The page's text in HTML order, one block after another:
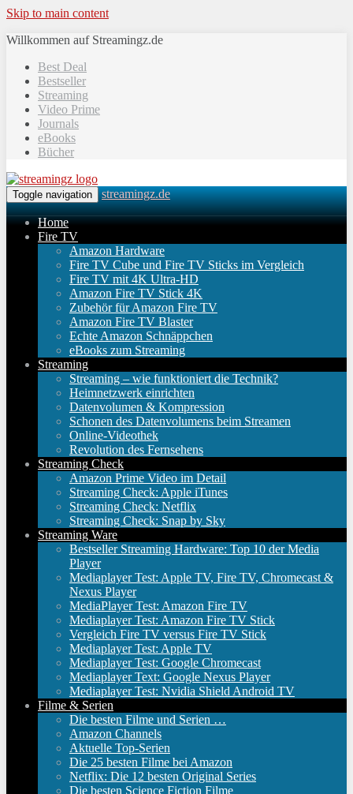
Skip to main content
Willkommen auf Streamingz.de
Best Deal
Bestseller
Streaming
Video Prime
Journals
eBooks
Bücher
Toggle navigation streamingz.de
Home
Fire TV
Amazon Hardware
Fire TV Cube und Fire TV Sticks im Vergleich
Fire TV mit 4K Ultra-HD
Amazon Fire TV Stick 4K
Zubehör für Amazon Fire TV
Amazon Fire TV Blaster
Echte Amazon Schnäppchen
eBooks zum Streaming
Streaming
Streaming – wie funktioniert die Technik?
Heimnetzwerk einrichten
Datenvolumen & Kompression
Schonen des Datenvolumens beim Streamen
Online-Videothek
Revolution des Fernsehens
Streaming Check
Amazon Prime Video im Detail
Streaming Check: Apple iTunes
Streaming Check: Netflix
Streaming Check: Snap by Sky
Streaming Ware
Bestseller Streaming Hardware: Top 10 der Media
Player
Mediaplayer Test: Apple TV, Fire TV, Chromecast &
Nexus Player
MediaPlayer Test: Amazon Fire TV
Mediaplayer Test: Amazon Fire TV Stick
Vergleich Fire TV versus Fire TV Stick
Mediaplayer Test: Apple TV
Mediaplayer Test: Google Chromecast
Mediaplayer Text: Google Nexus Player
Mediaplayer Test: Nvidia Shield Android TV
Filme & Serien
Die besten Filme und Serien …
Amazon Channels
Aktuelle Top-Serien
Die 25 besten Filme bei Amazon
Netflix: Die 12 besten Original Series
Die besten Science Fiction Filme